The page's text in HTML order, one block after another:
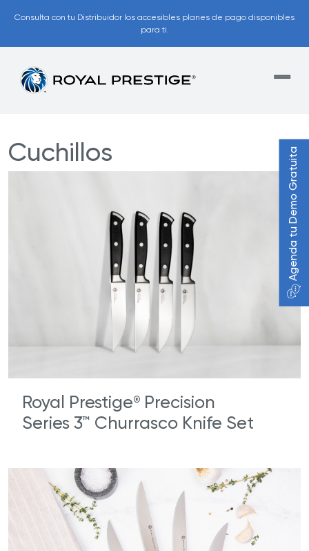
Consulta con tu Distribuidor los accesibles planes de pago disponibles
para ti.
Cuchillos
Royal Prestige® Precision
Series 3™ Churrasco Knife Set‌
Agenda tu Demo Gratuita